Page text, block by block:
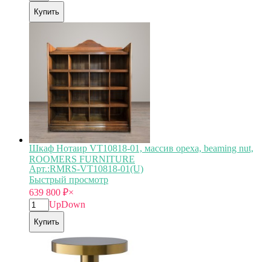
Купить
Шкаф Нотаир VT10818-01, массив ореха, beaming nut,
ROOMERS FURNITURE
Арт.:RMRS-VT10818-01(U)
Быстрый просмотр
639 800 ₽×
UpDown
Купить